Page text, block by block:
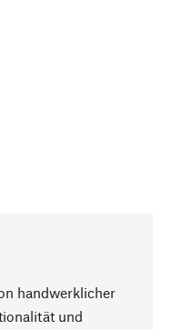
handwerklicher
und